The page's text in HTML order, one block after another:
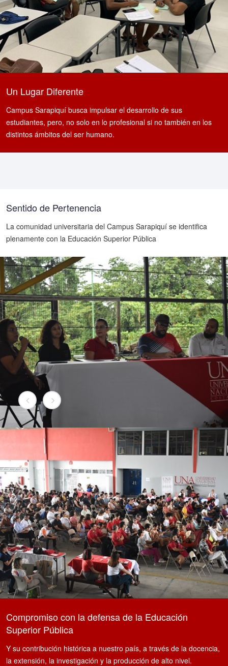
Un Lugar Diferente
Campus Sarapiquí busca impulsar el desarrollo de sus
estudiantes, pero, no solo en lo profesional si no también en los
distintos ámbitos del ser humano.
Sentido de Pertenencia
La comunidad universitaria del Campus Sarapiquí se identifica
plenamente con la Educación Superior Pública
Compromiso con la defensa de la Educación
Superior Pública
Y su contribución histórica a nuestro país, a través de la docencia,
la extensión, la investigación y la producción de alto nivel.